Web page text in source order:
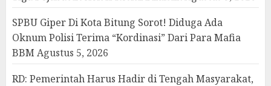
SPBU Giper Di Kota Bitung Sorot! Diduga Ada
Oknum Polisi Terima “Kordinasi” Dari Para Mafia
BBM Agustus 5, 2026
RD: Pemerintah Harus Hadir di Tengah Masyarakat,